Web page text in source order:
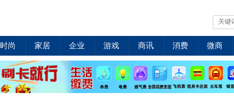
时尚 家居 企业 游戏 商讯 消费 微商